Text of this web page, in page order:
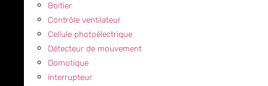
Boitier
Contrôle ventilateur
Cellule photoélectrique
Détecteur de mouvement
Domotique
Interrupteur